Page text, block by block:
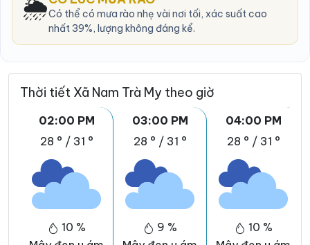
🌦️Có thể có mưa rào nhẹ vài nơi tối, xác suất cao
nhất 39%, lượng không đáng kể.
Thời tiết Xã Nam Trà My theo giờ
02:00 PM
28 ° / 31 °
10 %
03:00 PM
28 ° / 31 °
9 %
04:00 PM
28 ° / 31 °
10 %